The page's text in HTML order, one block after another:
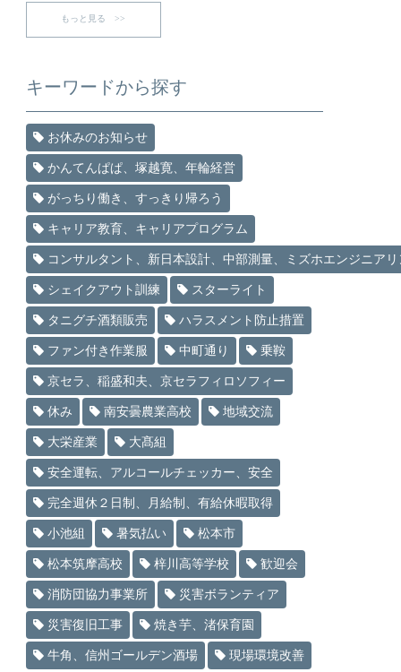
もっと見る >>
キーワードから探す
お休みのお知らせ
かんてんぱぱ、塚越寛、年輪経営
がっちり働き、すっきり帰ろう
キャリア教育、キャリアプログラム
コンサルタント、新日本設計、中部測量、ミズホエンジニアリ
シェイクアウト訓練 スターライト
タニグチ酒類販売 ハラスメント防止措置
ファン付き作業服 中町通り 乗鞍
京セラ、稲盛和夫、京セラフィロソフィー
休み 南安曇農業高校 地域交流
大栄産業 大髙組
安全運転、アルコールチェッカー、安全
完全週休２日制、月給制、有給休暇取得
小池組 暑気払い 松本市
松本筑摩高校 梓川高等学校 歓迎会
消防団協力事業所 災害ボランティア
災害復旧工事 焼き芋、渚保育園
牛角、信州ゴールデン酒場 現場環境改善